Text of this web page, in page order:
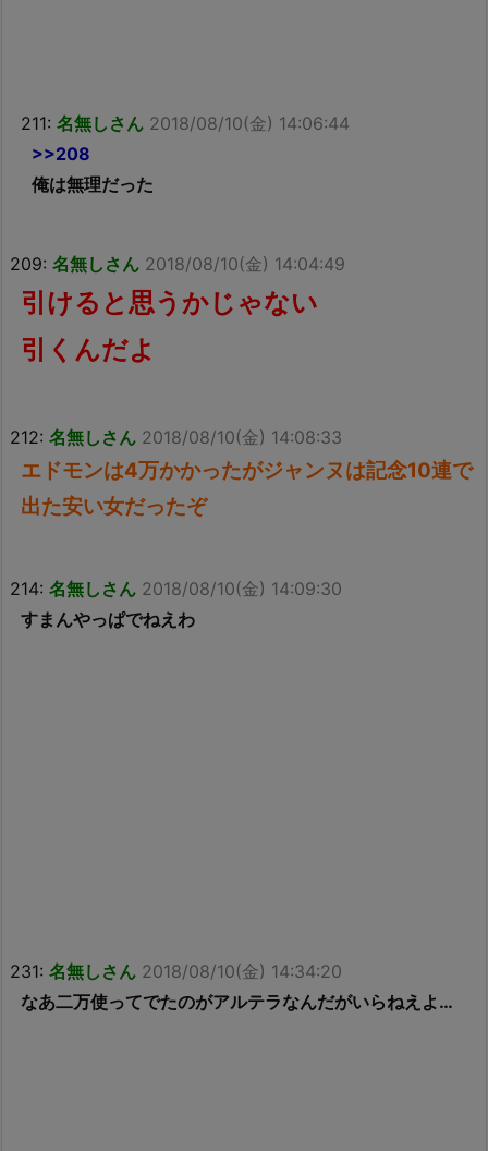
211: 名無しさん 2018/08/10(金) 14:06:44
>>208
俺は無理だった
209: 名無しさん 2018/08/10(金) 14:04:49
引けると思うかじゃない
引くんだよ
212: 名無しさん 2018/08/10(金) 14:08:33
エドモンは4万かかったがジャンヌは記念10連で
出た安い女だったぞ
214: 名無しさん 2018/08/10(金) 14:09:30
すまんやっぱでねえわ
231: 名無しさん 2018/08/10(金) 14:34:20
なあ二万使ってでたのがアルテラなんだがいらねえよ…